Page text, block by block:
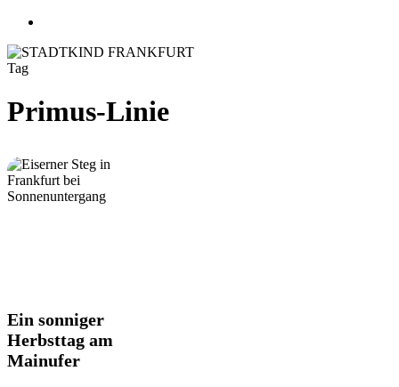
Tag
Primus-Linie
Ein
sonniger
Herbsttag
am
Ein sonniger
Herbsttag am
Mainufer